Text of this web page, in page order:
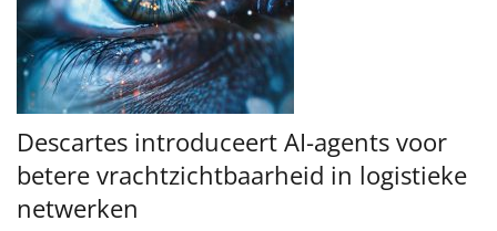
Descartes introduceert AI-agents voor
betere vrachtzichtbaarheid in logistieke
netwerken